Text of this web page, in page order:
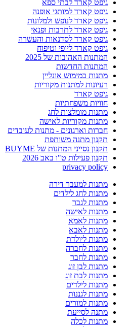
גיפט קארד לבתי ספא
גיפט קארד למותגי אופנה
גיפט קארד לנופש ולמלונות
גיפט קארד לתרבות ופנאי
גיפט קארד לסדנאות והעשרה
גיפט קארד ליופי וטיפוח
המתנות האהובות של 2025
המתנות החדשות
מתנות במימוש אונליין
רעיונות למתנות מקוריות
גיפט קארד
חוויות משפחתיות
מתנות מומלצות לחג
מתנות מקוריות לאישה
חברות וארגונים - מתנות לעובדים
תקנון מתנה משותפת
תקנון נסייני המתנות של BUYME
תקנון פעילות ט"ו באב 2026
privacy policy
מתנות למעבר דירה
מתנות לחג לילדים
מתנות לגבר
מתנות לאישה
מתנות לאמא
מתנות לאבא
מתנות ליולדת
מתנות לחברה
מתנות לחבר
מתנות לבן זוג
מתנות לבת זוג
מתנות לילדים
מתנות לגננות
מתנות למורים
מתנה לסייעת
מתנות לכלה